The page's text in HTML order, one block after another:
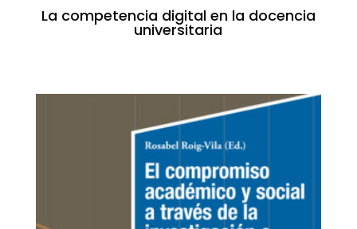
La competencia digital en la docencia
universitaria